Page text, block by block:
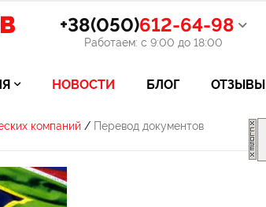
+38(050)612-64-98
Работаем: с 9:00 до 18:00
НОВОСТИ БЛОГ ОТЗЫВЫ
компаний / Перевод документов